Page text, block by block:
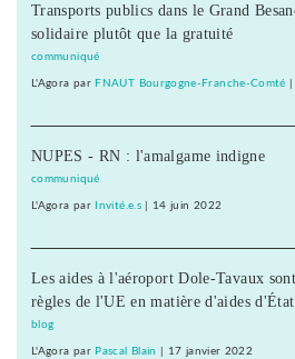
Transports publics dans le Grand
solidaire plutôt que la gratuité
communiqué
L'Agora par FNAUT Bourgogne-Franche-Comté
NUPES - RN : l'amalgame indigne
communiqué
L'Agora par Invité.e.s| 14 juin 2022
Les aides à l'aéroport Dole-Tavaux
règles de l'UE en matière d'aides
blog
L'Agora par Pascal Blain 17 janvier 2022